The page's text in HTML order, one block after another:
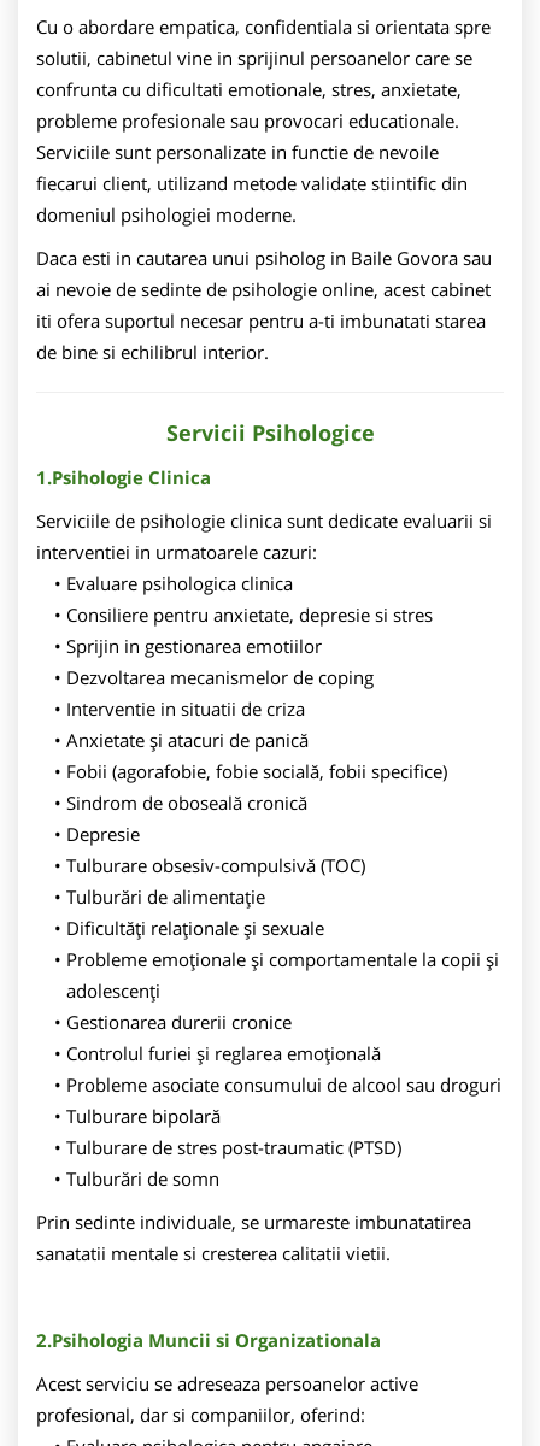
Cu o abordare empatica, confidentiala si orientata spre
solutii, cabinetul vine in sprijinul persoanelor care se
confrunta cu dificultati emotionale, stres, anxietate,
probleme profesionale sau provocari educationale.
Serviciile sunt personalizate in functie de nevoile
fiecarui client, utilizand metode validate stiintific din
domeniul psihologiei moderne.
Daca esti in cautarea unui psiholog in Baile Govora sau
ai nevoie de sedinte de psihologie online, acest cabinet
iti ofera suportul necesar pentru a-ti imbunatati starea
de bine si echilibrul interior.
Servicii Psihologice
1.Psihologie Clinica
Serviciile de psihologie clinica sunt dedicate evaluarii si
interventiei in urmatoarele cazuri:
Evaluare psihologica clinica
Consiliere pentru anxietate, depresie si stres
Sprijin in gestionarea emotiilor
Dezvoltarea mecanismelor de coping
Interventie in situatii de criza
Anxietate și atacuri de panică
Fobii (agorafobie, fobie socială, fobii specifice)
Sindrom de oboseală cronică
Depresie
Tulburare obsesiv-compulsivă (TOC)
Tulburări de alimentație
Dificultăți relaționale și sexuale
Probleme emoționale și comportamentale la copii și
adolescenți
Gestionarea durerii cronice
Controlul furiei și reglarea emoțională
Probleme asociate consumului de alcool sau droguri
Tulburare bipolară
Tulburare de stres post-traumatic (PTSD)
Tulburări de somn
Prin sedinte individuale, se urmareste imbunatatirea
sanatatii mentale si cresterea calitatii vietii.
2.Psihologia Muncii si Organizationala
Acest serviciu se adreseaza persoanelor active
profesional, dar si companiilor, oferind: